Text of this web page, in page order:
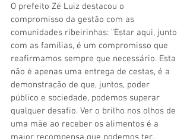
O prefeito Zé Luiz destacou o
compromisso da gestão com as
comunidades ribeirinhas: “Estar aqui, junto
com as famílias, é um compromisso que
reafirmamos sempre que necessário. Esta
não é apenas uma entrega de cestas, é a
demonstração de que, juntos, poder
público e sociedade, podemos superar
qualquer desafio. Ver o brilho nos olhos de
uma mãe ao receber os alimentos é a